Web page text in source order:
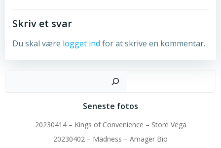
Skriv et svar
Du skal være logget ind for at skrive en kommentar.
Seneste fotos
20230414 – Kings of Convenience – Store Vega
20230402 – Madness – Amager Bio